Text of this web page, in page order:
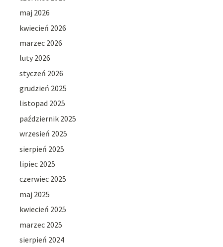
maj 2026
kwiecień 2026
marzec 2026
luty 2026
styczeń 2026
grudzień 2025
listopad 2025
październik 2025
wrzesień 2025
sierpień 2025
lipiec 2025
czerwiec 2025
maj 2025
kwiecień 2025
marzec 2025
sierpień 2024